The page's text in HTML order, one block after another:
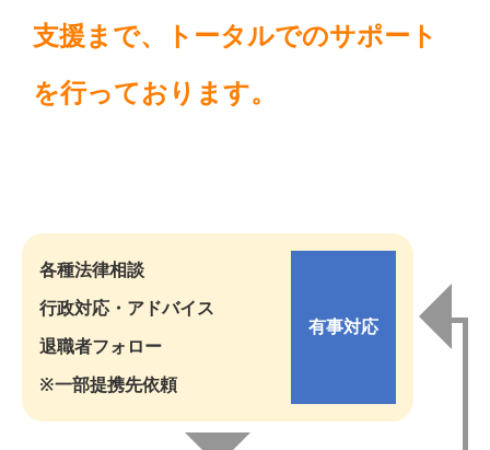
支援まで、トータルでのサポート
を行っております。
各種法律相談
行政対応・アドバイス
退職者フォロー
※一部提携先依頼
有事対応